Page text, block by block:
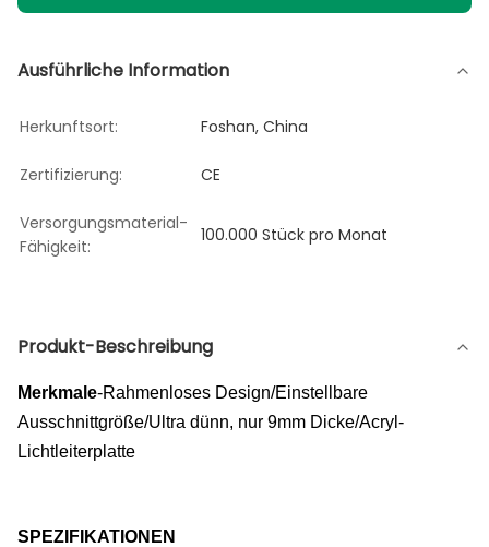
Ausführliche Information
Herkunftsort: Foshan, China
Zertifizierung: CE
Versorgungsmaterial-
Fähigkeit:
100.000 Stück pro Monat
Produkt-Beschreibung
Merkmale-Rahmenloses Design/Einstellbare
Ausschnittgröße/Ultra dünn, nur 9mm Dicke/Acryl-
Lichtleiterplatte
SPEZIFIKATIONEN